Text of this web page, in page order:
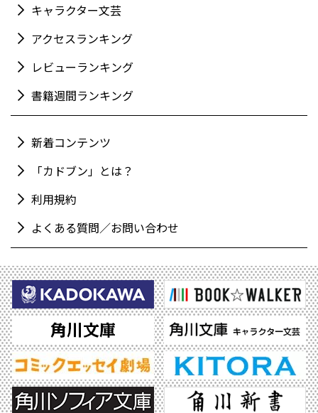
キャラクター文芸
アクセスランキング
レビューランキング
書籍週間ランキング
新着コンテンツ
「カドブン」とは？
利用規約
よくある質問／お問い合わせ